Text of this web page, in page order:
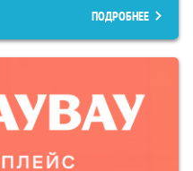
ПОДРОБНЕЕ